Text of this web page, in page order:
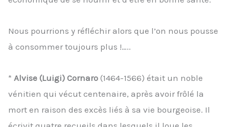
Nous pourrions y réfléchir alors que l’on nous pousse
à consommer toujours plus !…..
* Alvise (Luigi) Cornaro (1464-1566) était un noble
vénitien qui vécut centenaire, après avoir frôlé la
mort en raison des excès liés à sa vie bourgeoise. Il